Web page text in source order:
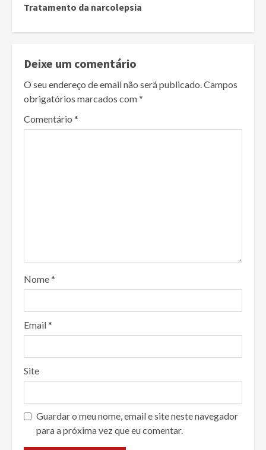
Tratamento da narcolepsia
Deixe um comentário
O seu endereço de email não será publicado.Campos
obrigatórios marcados com*
Comentário *
Nome*
Email*
Site
Guardar o meu nome, email e site neste navegador
para a próxima vez que eu comentar.